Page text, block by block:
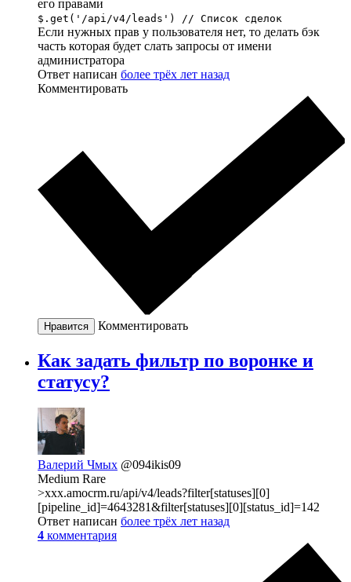
его правами
$.get('/api/v4/leads') // Список сделок
Если нужных прав у пользователя нет, то делать бэк
часть которая будет слать запросы от имени
администратора
Ответ написан более трёх лет назад
Комментировать
Нравится Комментировать
Как задать фильтр по воронке и
статусу?
Валерий Чмых @094ikis09
Medium Rare
>xxx.amocrm.ru/api/v4/leads?filter[statuses][0]
[pipeline_id]=4643281&filter[statuses][0][status_id]=142
Ответ написан более трёх лет назад
4 комментария